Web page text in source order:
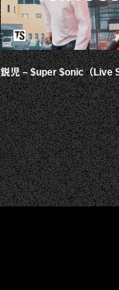
鋭児 – $uper $onic（Live